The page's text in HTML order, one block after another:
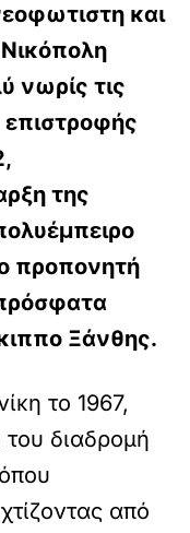
και
νωρίς τις
επιστροφής
της
προπονητή
Ξάνθης.
το 1967,
του διαδρομή
από